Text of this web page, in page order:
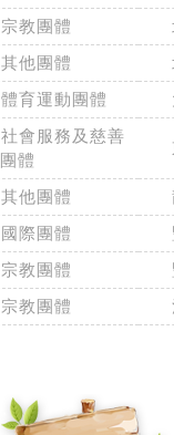
宗教團體
其他團體
體育運動團體
社會服務及慈善
團體
其他團體
國際團體
宗教團體
宗教團體